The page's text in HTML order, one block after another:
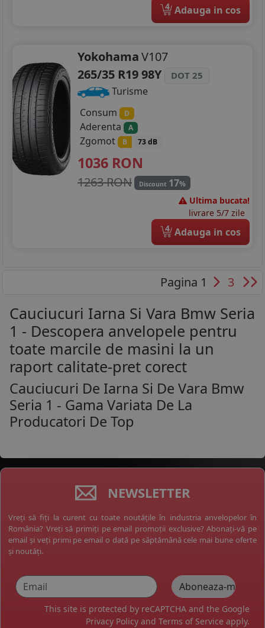
4 Adauga in cos
YokohamaV107
265/35 R19 98Y
DOT 25
Turisme
Consum
D
Aderenta A
Zgomot B 73 dB
1036 RON
1263 RON Discount 17%
Ultima bucata!
livrare 5/7 zile
4 Adauga in cos
Pagina 1 3
Cauciucuri Iarna Si Vara Bmw Seria
1 - Descopera anvelopele pentru
toate marcile de masini la un
raport calitate-pret corect
Cauciucuri De Iarna Si De Vara Bmw
Seria 1 - Gama Variata De La
Producatori De Top
NEWSLETTER
Vreți să fiți la curent cu toate noutățile în industria anvelopelor în
România? Vreți să primiți pe email promoții exclusive? Abonați-vă pe
email și veți primi pe email o dată pe săptămână cele mai bune oferte
și noutăți.
This site is protected by reCAPTCHA and the Google
Privacy Policy and Terms of Service apply.